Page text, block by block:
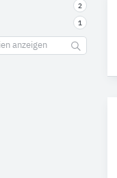
2
1
anzeigen